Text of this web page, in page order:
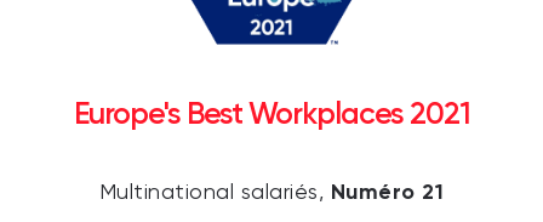
Europe's Best Workplaces 2021
Multinational salariés, Numéro 21